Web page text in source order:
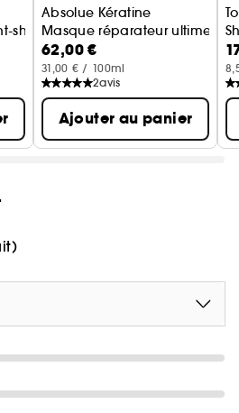
shampoing apaisant
Absolue Kératine
Masque réparateur ultime -
62,00 €
31,00 € / 100ml
2avis
Ajouter au panier